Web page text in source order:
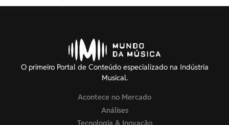
O primeiro Portal de Conteúdo especializado na Indústria
Musical.
Acontece no Mercado
Análises
Tecnologia & Inovação